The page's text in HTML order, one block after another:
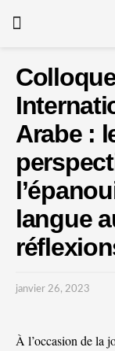
Arabe :
langue
janvier 26, 2023
À l’occasion de la